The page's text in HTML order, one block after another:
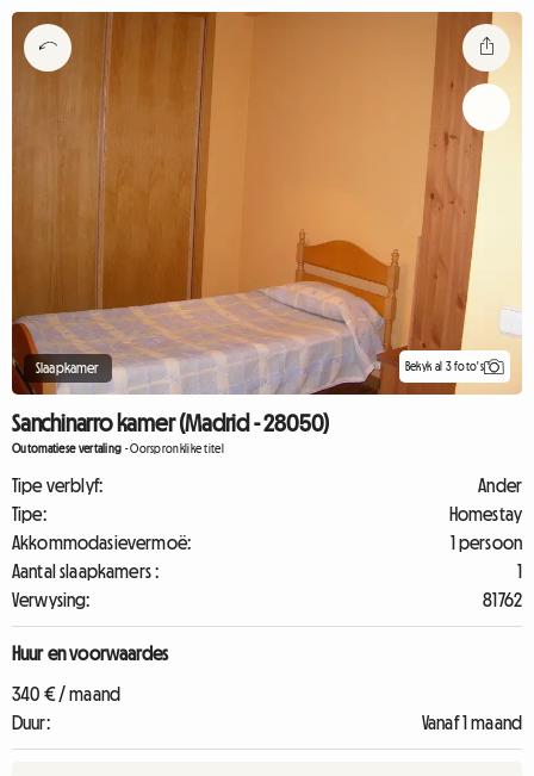
Slaapkamer Bekyk al 3 foto's
Sanchinarro kamer (Madrid - 28050)
Outomatiese vertaling -Oorspronklike titel
Tipe verblyf:
Ander
Tipe:
Homestay
Akkommodasievermoë:
1 persoon
Aantal slaapkamers :
1
Verwysing:
81762
Huur en voorwaardes
340 € / maand
Duur:
Vanaf 1 maand